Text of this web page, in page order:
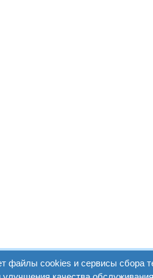
файлы cookies и сервисы сбора